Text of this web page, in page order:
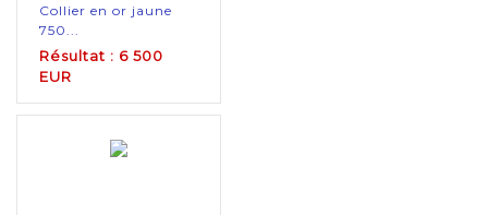
Collier en or jaune
750...
Résultat : 6 500
EUR